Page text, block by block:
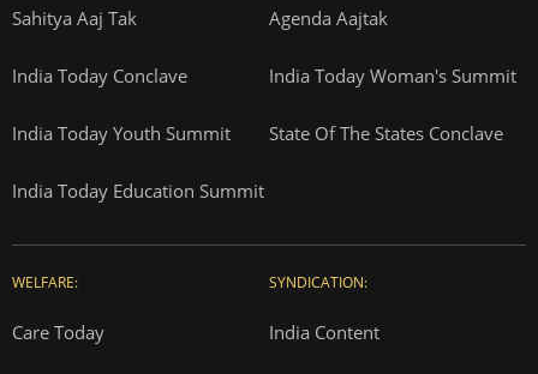
Sahitya Aaj Tak Agenda Aajtak
India Today Conclave India Today Woman's Summit
India Today Youth Summit State Of The States Conclave
India Today Education Summit
WELFARE:
Care Today
SYNDICATION:
India Content